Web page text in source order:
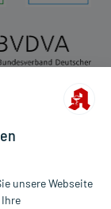
unsere Webseite